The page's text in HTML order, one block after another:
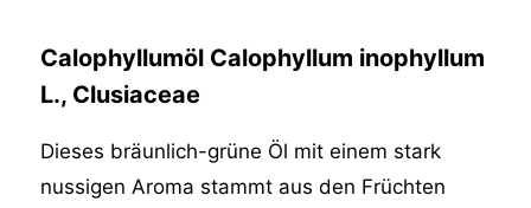
Calophyllumöl Calophyllum inophyllum
L., Clusiaceae
Dieses bräunlich-grüne Öl mit einem stark
nussigen Aroma stammt aus den Früchten